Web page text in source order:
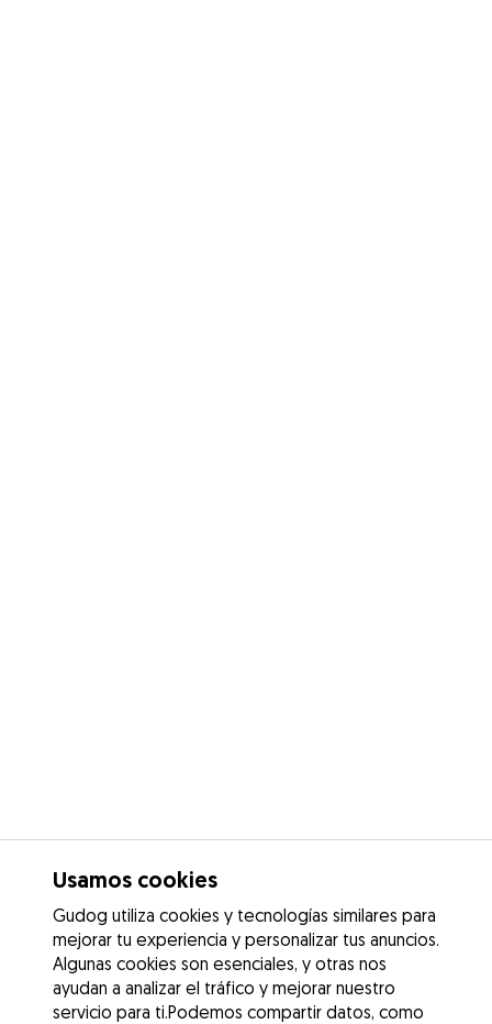
Usamos cookies
Gudog utiliza cookies y tecnologías similares para
mejorar tu experiencia y personalizar tus anuncios.
Algunas cookies son esenciales, y otras nos
ayudan a analizar el tráfico y mejorar nuestro
servicio para ti.Podemos compartir datos, como